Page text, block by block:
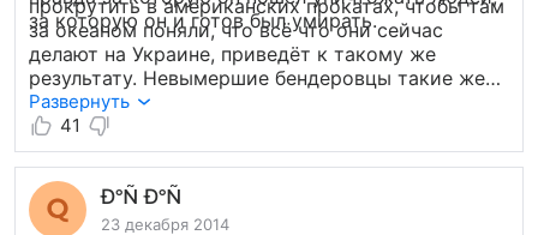
за которую он и готов был умирать.
прокрутить в американских прокатах, чтобы там
за океаном поняли, что всё что они сейчас
делают на Украине, приведёт к такому же
результату. Невымершие бендеровцы такие же
сволочи как и проклятые фашисты. А им дают
сейчас воля и украинцы первые, кто сами же
страдают от этого. Умница Кравченко!
Аплодирую ему стоя! Так сыграть. В таком
возрасте. Посмотрите люди, и жизнь в мире
станет намного дороже!
Развернуть
41
ÐºÑ ÐºÑ
23 декабря 2014